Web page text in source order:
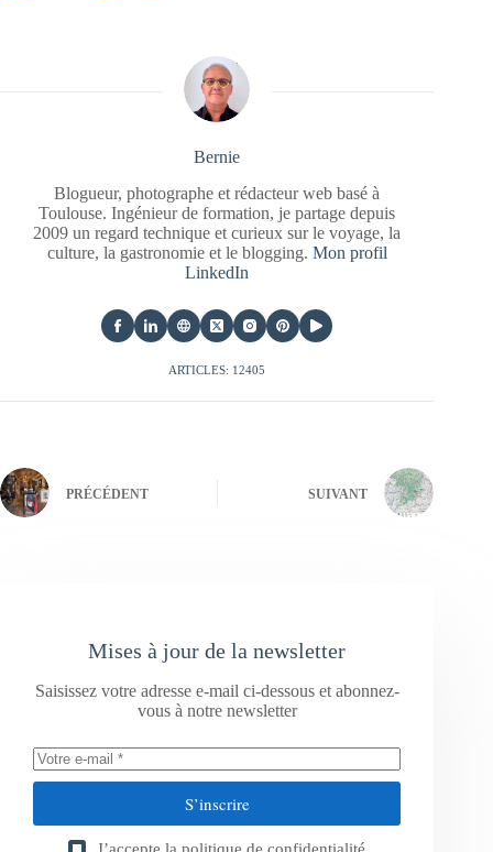
Bernie
Blogueur, photographe et rédacteur web basé à
Toulouse. Ingénieur de formation, je partage depuis
2009 un regard technique et curieux sur le voyage, la
culture, la gastronomie et le blogging. Mon profil
LinkedIn
ARTICLES: 12405
PRÉCÉDENT SUIVANT
Mises à jour de la newsletter
Saisissez votre adresse e-mail ci-dessous et abonnez-
vous à notre newsletter
S’inscrire